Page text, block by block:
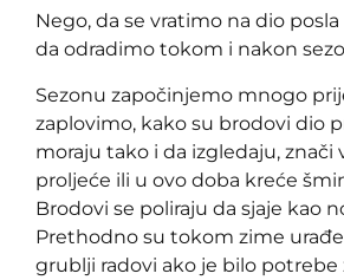
Nego, da se vratimo na dio
da odradimo tokom i nakon
Sezonu započinjemo mnogo
zaplovimo, kako su brodovi dio
moraju tako i da izgledaju, znači
proljeće ili u ovo doba kreće
Brodovi se poliraju da sjaje kao
Prethodno su tokom zime
grublji radovi ako je bilo potrebe